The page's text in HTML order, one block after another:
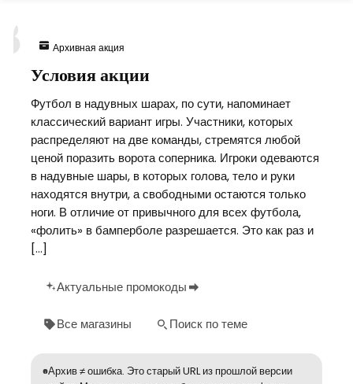
Архивная акция
Условия акции
Футбол в надувных шарах, по сути, напоминает
классический вариант игры. Участники, которых
распределяют на две команды, стремятся любой
ценой поразить ворота соперника. Игроки одеваются
в надувные шары, в которых голова, тело и руки
находятся внутри, а свободными остаются только
ноги. В отличие от привычного для всех футбола,
«фолить» в бамперболе разрешается. Это как раз и
[…]
Актуальные промокоды
Все магазины Поиск по теме
Архив ≠ ошибка. Это старый URL из прошлой версии